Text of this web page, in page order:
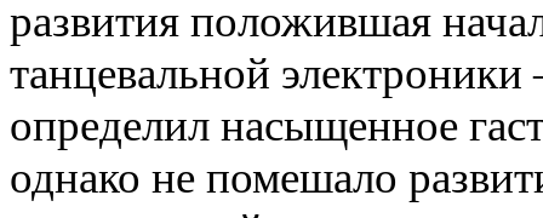
развития по­ложившая
танцевальной
определил насыщенное
однако не помешало